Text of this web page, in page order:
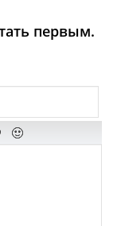
Центры
первым.